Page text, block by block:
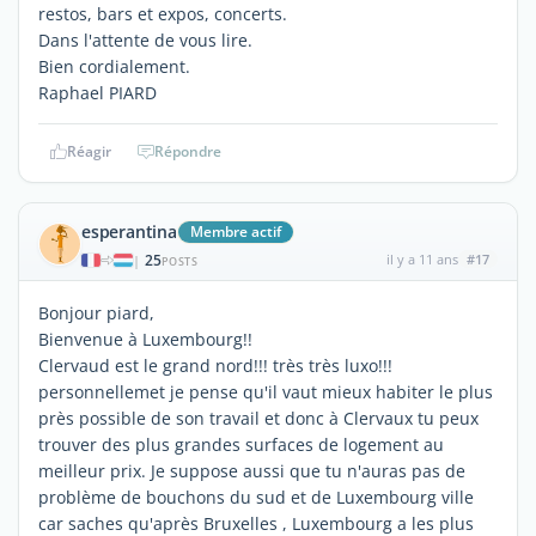
restos, bars et expos, concerts.
Dans l'attente de vous lire.
Bien cordialement.
Raphael PIARD
Réagir Répondre
esperantina Membre actif
| 25POSTS il y a 11 ans #17
Bonjour piard,
Bienvenue à Luxembourg!!
Clervaud est le grand nord!!! très très luxo!!!
personnellemet je pense qu'il vaut mieux habiter le plus
près possible de son travail et donc à Clervaux tu peux
trouver des plus grandes surfaces de logement au
meilleur prix. Je suppose aussi que tu n'auras pas de
problème de bouchons du sud et de Luxembourg ville
car saches qu'après Bruxelles , Luxembourg a les plus